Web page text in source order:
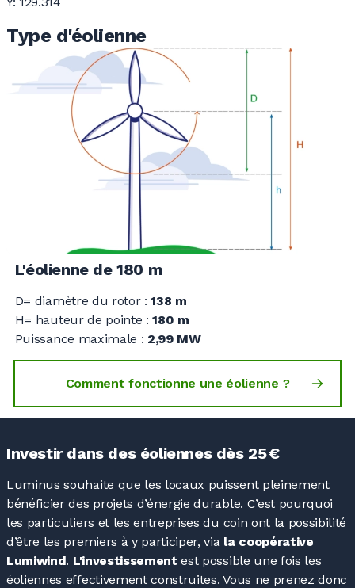
Type d'éolienne
L'éolienne de 180 m
D= diamètre du rotor :138 m
H= hauteur de pointe :180 m
Puissance maximale : 2,99 MW
Comment fonctionne une éolienne ?
Investir dans des éoliennes dès 25 €
Luminus souhaite que les locaux puissent pleinement
bénéficier des projets d’énergie durable. C’est pourquoi
les particuliers et les entreprises du coin ont la possibilité
d’être les premiers à y participer, via la coopérative
Lumiwind. L'investissementest possible une fois les
éoliennes effectivement construites. Vous ne prenez donc